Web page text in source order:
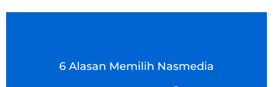
6 Alasan Memilih Nasmedia